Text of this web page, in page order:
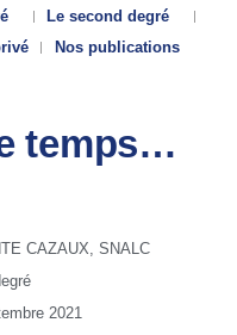
Le second degré
Nos publications
temps…
CAZAUX, SNALC
2021